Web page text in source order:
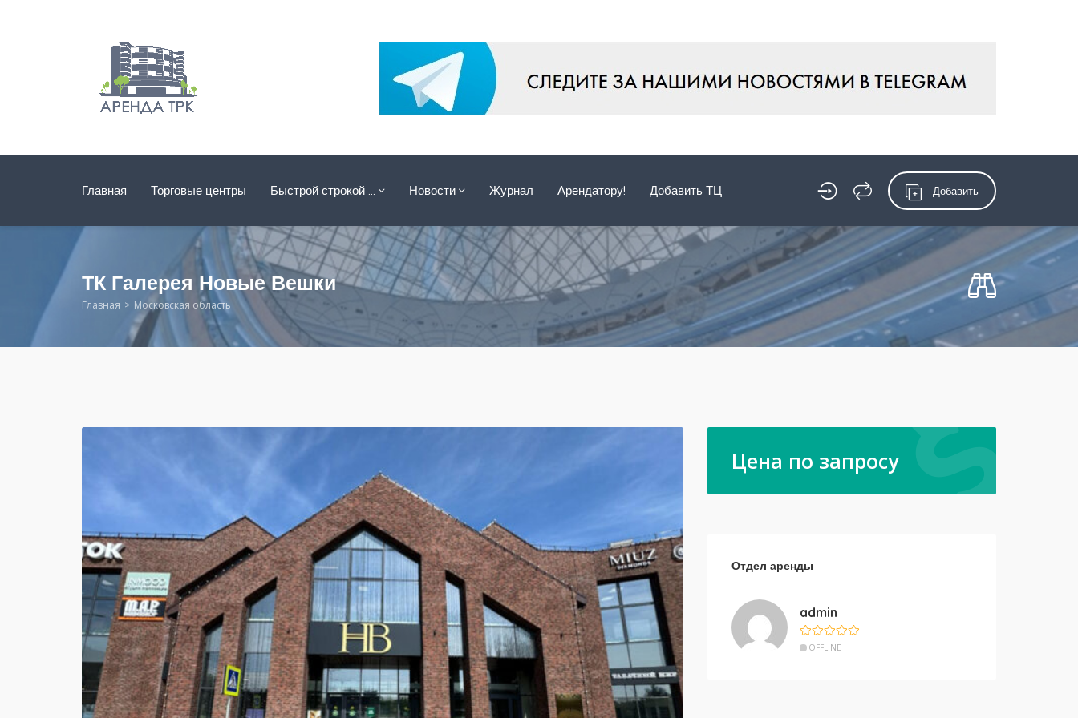
Главная Торговые центры Быстрой строкой … Новости Журнал Арендатору! Добавить ТЦ Добавить
ТК Галерея Новые Вешки
Главная Московская область
Цена по запросу
Отдел аренды
admin
OFFLINE